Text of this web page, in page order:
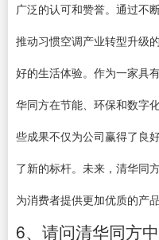
广泛的认可和赞誉。通过不
推动习惯空调产业转型升级
好的生活体验。作为一家具
华同方在节能、环保和数字
些成果不仅为公司赢得了良
了新的标杆。未来，清华同
为消费者提供更加优质的产品
6、请问清华同方